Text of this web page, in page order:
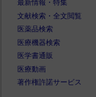
最新情報・特集
文献検索・全文閲覧
医薬品検索
医療機器検索
医学書通販
医療動画
著作権許諾サービス